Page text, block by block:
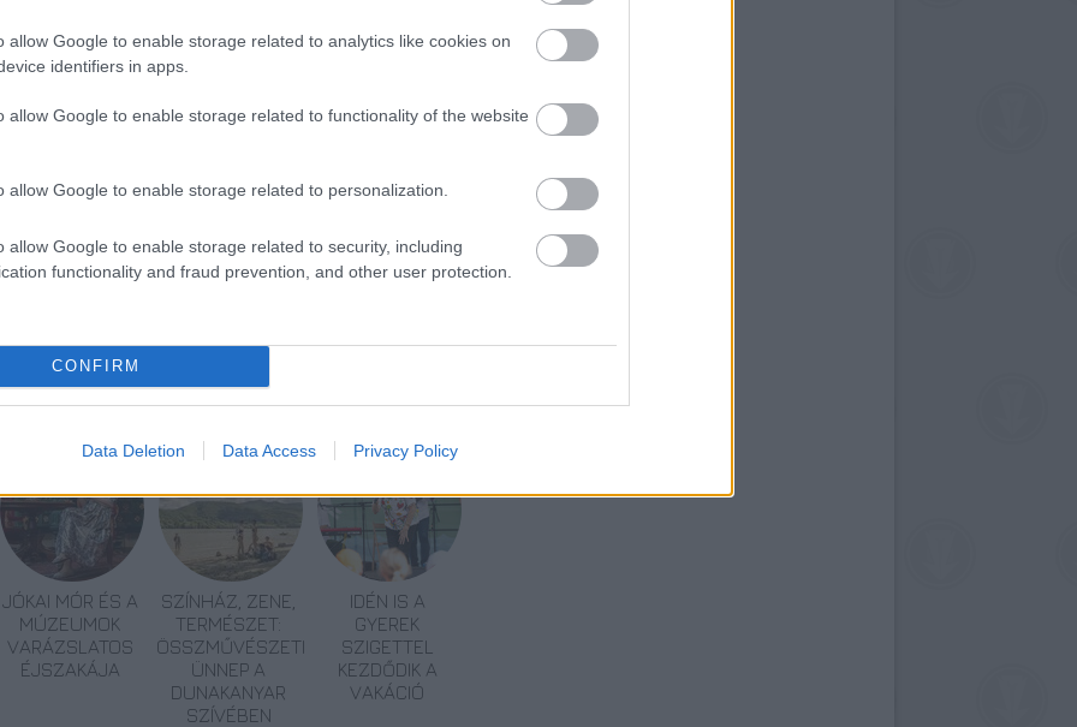
allow Google to enable storage related to analytics like cookies on
identifiers in apps.
allow Google to enable storage related to functionality of the website
allow Google to enable storage related to personalization.
allow Google to enable storage related to security, including
functionality and fraud prevention, and other user protection.
CONFIRM
Data Deletion Data Access Privacy Policy
Hegymagason szentmisével ér véget, amely
programjai közé tartozik a ruhakiállítás és
foglalkozásokat is. Természetesen meg
és lacikonyhával is várják az
az MTI-nek elmondta, hogy 2007-ben vásárolt
A zenésznek többféle saját bora van, köztük
hárslevelű.
JÓKAI MÓR ÉS A
MÚZEUMOK
VARÁZSLATOS
ÉJSZAKÁJA
SZÍNHÁZ, ZENE,
TERMÉSZET:
ÖSSZMŰVÉSZETI
ÜNNEP A
DUNAKANYAR
SZÍVÉBEN
IDÉN IS A
GYEREK
SZIGETTEL
KEZDŐDIK A
VAKÁCIÓ